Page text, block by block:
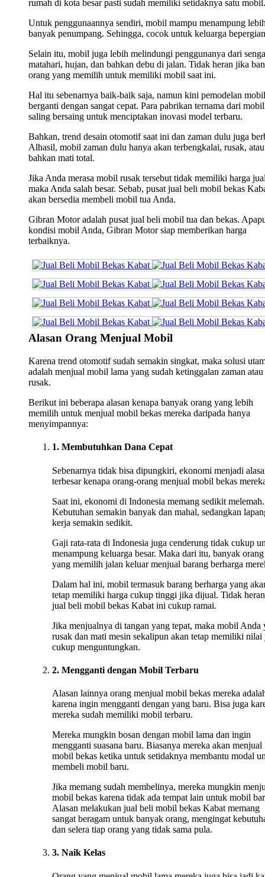
rumah di kota besar pasti sudah memiliki setidaknya satu mobil.
Untuk penggunaannya sendiri, mobil mampu menampung
banyak penumpang. Sehingga, cocok untuk keluarga
Selain itu, mobil juga lebih melindungi penggunanya dari
matahari, hujan, dan bahkan debu di jalan. Tidak heran jika
orang yang memilih untuk memiliki mobil saat ini.
Hal itu sebenarnya baik-baik saja, namun kini pemodelan mobil
berganti dengan sangat cepat. Para pabrikan ternama dari
saling bersaing untuk menciptakan inovasi model terbaru.
Bahkan, trend desain otomotif saat ini dan zaman dulu juga
Alhasil, mobil zaman dulu hanya akan terbengkalai, rusak, atau
bahkan mati total.
Jika Anda merasa mobil rusak tersebut tidak memiliki harga
maka Anda salah besar. Sebab, pusat jual beli mobil bekas
akan bersedia membeli mobil tua Anda.
Gibran Motor adalah pusat jual beli mobil tua dan bekas.
kondisi mobil Anda, Gibran Motor siap memberikan harga
terbaiknya.
Alasan Orang Menjual Mobil
Karena trend otomotif sudah semakin singkat, maka solusi
adalah menjual mobil lama yang sudah ketinggalan zaman atau
rusak.
Berikut ini beberapa alasan kenapa banyak orang yang lebih
memilih untuk menjual mobil bekas mereka daripada hanya
menyimpannya:
1. Membutuhkan Dana Cepat
Sebenarnya tidak bisa dipungkiri, ekonomi menjadi
terbesar kenapa orang-orang menjual mobil bekas
Saat ini, ekonomi di Indonesia memang sedikit melemah.
Kebutuhan semakin banyak dan mahal, sedangkan
kerja semakin sedikit.
Gaji rata-rata di Indonesia juga cenderung tidak cukup
menampung keluarga besar. Maka dari itu, banyak orang
yang memilih jalan keluar menjual barang berharga
Dalam hal ini, mobil termasuk barang berharga yang
tetap memiliki harga cukup tinggi jika dijual. Tidak
jual beli mobil bekas Kabat ini cukup ramai.
Jika menjualnya di tangan yang tepat, maka mobil Anda
rusak dan mati mesin sekalipun akan tetap memiliki nilai
cukup menguntungkan.
2. Mengganti dengan Mobil Terbaru
Alasan lainnya orang menjual mobil bekas mereka
karena ingin mengganti dengan yang baru. Bisa juga
mereka sudah memiliki mobil terbaru.
Mereka mungkin bosan dengan mobil lama dan ingin
mengganti suasana baru. Biasanya mereka akan menjual
mobil bekas ketika untuk setidaknya membantu modal
membeli mobil baru.
Jika memang sudah membelinya, mereka mungkin
mobil bekas karena tidak ada tempat lain untuk mobil
Alasan melakukan jual beli mobil bekas Kabat memang
sangat beragam untuk banyak orang, mengingat
dan selera tiap orang yang tidak sama pula.
3. Naik Kelas